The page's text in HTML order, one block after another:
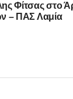
Φίτσας στο
– ΠΑΣ Λαμία